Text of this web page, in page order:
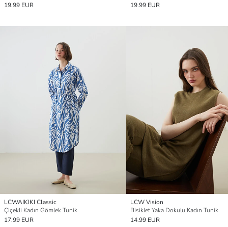
19.99 EUR
19.99 EUR
LCWAIKIKI Classic
Çiçekli Kadın Gömlek Tunik
17.99 EUR
LCW Vision
Bisiklet Yaka Dokulu Kadın Tunik
14.99 EUR